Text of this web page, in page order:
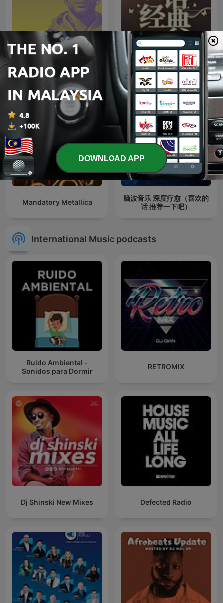
C H I L L
708090经典老歌|华语百位
歌流行金曲大全
Mandatory Metallica
脑波音乐 深度疗愈（喜欢的
话 推荐一下吧）
International Music podcasts
Ruido Ambiental -
Sonidos para Dormir
RETROMIX
Dj Shinski New Mixes Defected Radio
DOWNLOAD APP